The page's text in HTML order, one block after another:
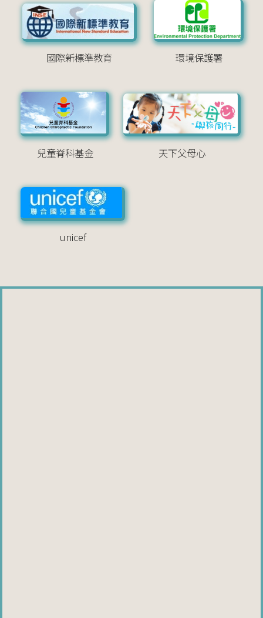
國際新標準教育 環境保護署
兒童脊科基金 天下父母心
unicef